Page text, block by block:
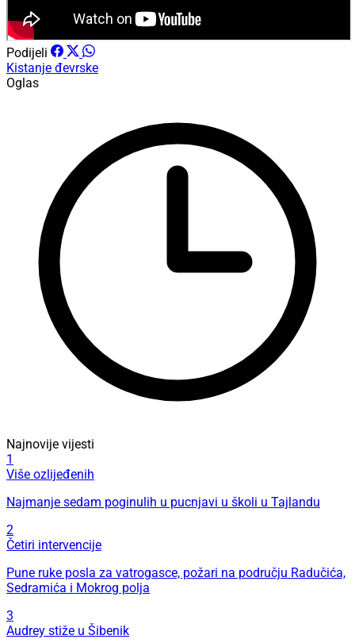
Podijeli
Kistanje đevrske
Oglas
Najnovije vijesti
1
Više ozlijeđenih
Najmanje sedam poginulih u pucnjavi u školi u Tajlandu
2
Četiri intervencije
Pune ruke posla za vatrogasce, požari na području Radučića,
Sedramića i Mokrog polja
3
Audrey stiže u Šibenik